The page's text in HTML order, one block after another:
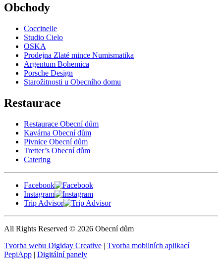
Obchody
Coccinelle
Studio Cielo
OSKA
Prodejna Zlaté mince Numismatika
Argentum Bohemica
Porsche Design
Starožitnosti u Obecního domu
Restaurace
Restaurace Obecní dům
Kavárna Obecní dům
Pivnice Obecní dům
Tretter’s Obecní dům
Catering
Facebook
Instagram
Trip Advisor
All Rights Reserved © 2026 Obecní dům
Tvorba webu Digiday Creative | Tvorba mobilních aplikací
PepiApp | Digitální panely